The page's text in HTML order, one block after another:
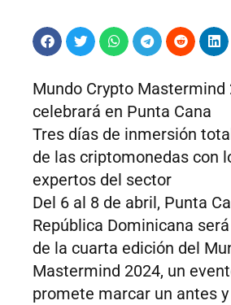
Mundo Crypto Mastermind
celebrará en Punta Cana
Tres días de inmersión
de las criptomonedas con
expertos del sector
Del 6 al 8 de abril, Punta
República Dominicana
de la cuarta edición del
Mastermind 2024, un
promete marcar un antes